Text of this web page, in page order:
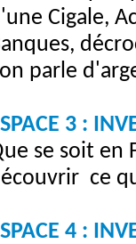
Cigale,
parle
3 :
se soit en
ce
4 :